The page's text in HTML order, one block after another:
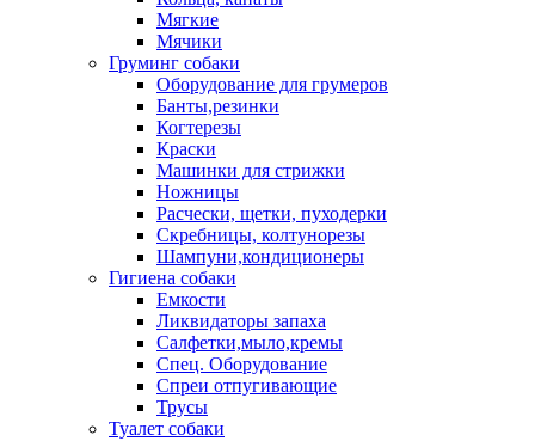
Мягкие
Мячики
Груминг собаки
Оборудование для грумеров
Банты,резинки
Когтерезы
Краски
Машинки для стрижки
Ножницы
Расчески, щетки, пуходерки
Скребницы, колтунорезы
Шампуни,кондиционеры
Гигиена собаки
Емкости
Ликвидаторы запаха
Салфетки,мыло,кремы
Спец. Оборудование
Спреи отпугивающие
Трусы
Туалет собаки